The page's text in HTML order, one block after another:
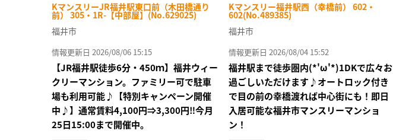
KマンスリーJR福井駅東口前（木田橋通り
前） 305・1R-【中部屋】(No.629025)
福井市
情報更新日 2026/08/06 15:15
【JR福井駅徒歩6分・450ｍ】福井ウィー
クリーマンション。ファミリー可で駐車
場も利用可能♪【特別キャンペーン開催
中♪】通常賃料4,100円⇒3,300円‼今月
25日15:00まで開催中。
Kマンスリー福井駅西（幸橋前） 602・
602(No.489385)
福井市
情報更新日 2026/08/04 15:52
福井駅まで徒歩圏内(*'ω'*)1DKで広々お
過ごしいただけます♪オートロック付き
で目の前の幸橋渡れば中心街にも！即日
入居可能な福井市マンスリーマンショ
ン！